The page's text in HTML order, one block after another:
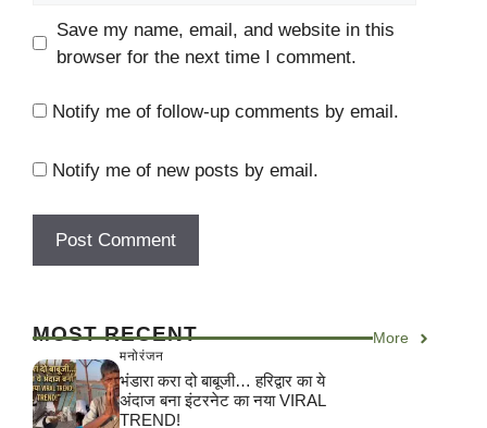
Save my name, email, and website in this
browser for the next time I comment.
Notify me of follow-up comments by email.
Notify me of new posts by email.
MOST RECENT More
मनोरंजन
भंडारा करा दो बाबूजी… हरिद्वार का ये
अंदाज बना इंटरनेट का नया VIRAL
TREND!